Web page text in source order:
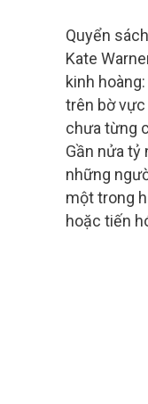
Quyển
Kate
kinh
trên bờ
chưa từng
Gần nửa tỷ
những
một trong
hoặc tiến